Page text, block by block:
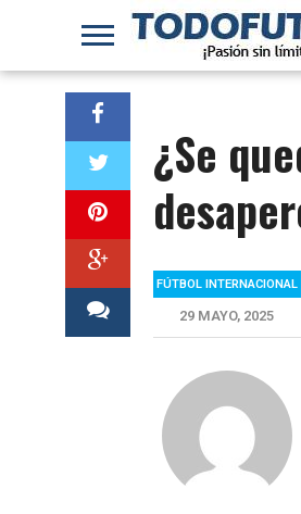
¿Se
FÚTBOL INTERNACIONAL
29 MAYO, 2025